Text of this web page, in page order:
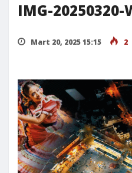
IMG-20250320-
Mart 20, 2025 15:15 2